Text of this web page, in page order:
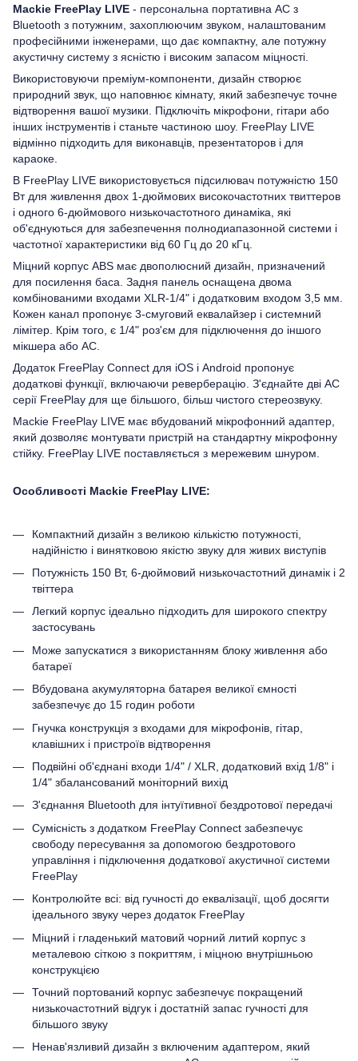
Mackie FreePlay LIVE - персональна портативна АС з
Bluetooth з потужним, захоплюючим звуком, налаштованим
професійними інженерами, що дає компактну, але потужну
акустичну систему з ясністю і високим запасом міцності.
Використовуючи преміум-компоненти, дизайн створює
природний звук, що наповнює кімнату, який забезпечує точне
відтворення вашої музики. Підключіть мікрофони, гітари або
інших інструментів і станьте частиною шоу. FreePlay LIVE
відмінно підходить для виконавців, презентаторов і для
караоке.
В FreePlay LIVE використовується підсилювач потужністю 150
Вт для живлення двох 1-дюймових високочастотних твиттеров
і одного 6-дюймового низькочастотного динаміка, які
об'єднуються для забезпечення полнодиапазонной системи і
частотної характеристики від 60 Гц до 20 кГц.
Міцний корпус ABS має двополюсний дизайн, призначений
для посилення баса. Задня панель оснащена двома
комбінованими входами XLR-1/4" і додатковим входом 3,5 мм.
Кожен канал пропонує 3-смуговий еквалайзер і системний
лімітер. Крім того, є 1/4" роз'єм для підключення до іншого
мікшера або АС.
Додаток FreePlay Connect для iOS і Android пропонує
додаткові функції, включаючи реверберацію. З'єднайте дві АС
серії FreePlay для ще більшого, більш чистого стереозвуку.
Mackie FreePlay LIVE має вбудований мікрофонний адаптер,
який дозволяє монтувати пристрій на стандартну мікрофонну
стійку. FreePlay LIVE поставляється з мережевим шнуром.
Особливості Mackie FreePlay LIVE:
Компактний дизайн з великою кількістю потужності,
надійністю і винятковою якістю звуку для живих виступів
Потужність 150 Вт, 6-дюймовий низькочастотний динамік і 2
твіттера
Легкий корпус ідеально підходить для широкого спектру
застосувань
Може запускатися з використанням блоку живлення або
батареї
Вбудована акумуляторна батарея великої ємності
забезпечує до 15 годин роботи
Гнучка конструкція з входами для мікрофонів, гітар,
клавішних і пристроїв відтворення
Подвійні об'єднані входи 1/4" / XLR, додатковий вхід 1/8" і
1/4" збалансований моніторний вихід
З'єднання Bluetooth для інтуїтивної бездротової передачі
Сумісність з додатком FreePlay Connect забезпечує
свободу пересування за допомогою бездротового
управління і підключення додаткової акустичної системи
FreePlay
Контролюйте всі: від гучності до еквалізації, щоб досягти
ідеального звуку через додаток FreePlay
Міцний і гладенький матовий чорний литий корпус з
металевою сіткою з покриттям, і міцною внутрішньою
конструкцією
Точний портований корпус забезпечує покращений
низькочастотний відгук і достатній запас гучності для
більшого звуку
Ненав'язливий дизайн з включеним адаптером, який